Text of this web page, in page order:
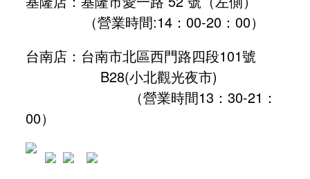
（營業時間:14：00-20：00）
台南店：台南市北區西門路四段101號
B28(小北觀光夜市)
（營業時間13：30-21：
00）